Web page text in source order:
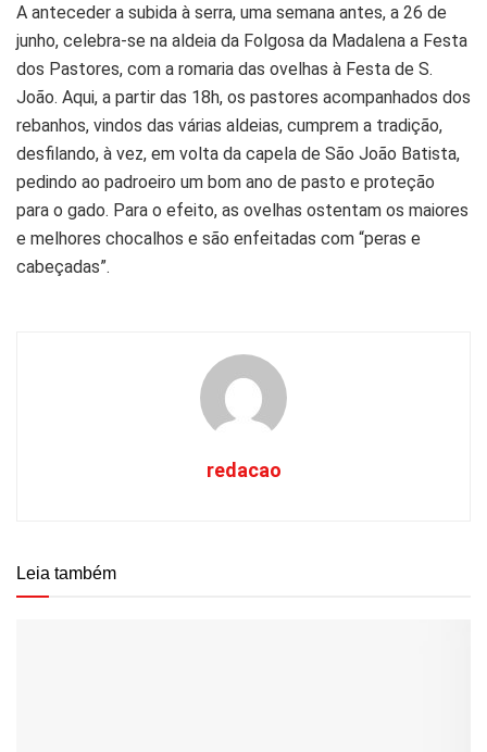
A anteceder a subida à serra, uma semana antes, a 26 de
junho, celebra-se na aldeia da Folgosa da Madalena a Festa
dos Pastores, com a romaria das ovelhas à Festa de S.
João. Aqui, a partir das 18h, os pastores acompanhados dos
rebanhos, vindos das várias aldeias, cumprem a tradição,
desfilando, à vez, em volta da capela de São João Batista,
pedindo ao padroeiro um bom ano de pasto e proteção
para o gado. Para o efeito, as ovelhas ostentam os maiores
e melhores chocalhos e são enfeitadas com “peras e
cabeçadas”.
redacao
Leia também